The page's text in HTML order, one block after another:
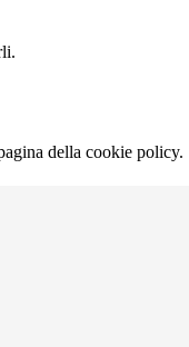
della cookie policy.